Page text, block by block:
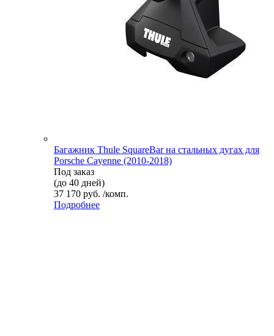
Багажник Thule SquareBar на стальных дугах для
Porsche Cayenne (2010-2018)
Под заказ
(до 40 дней)
37 170 руб. /комп.
Подробнее